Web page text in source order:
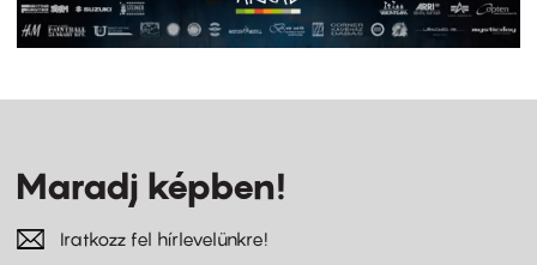
Maradj képben!
Iratkozz fel hírlevelünkre!